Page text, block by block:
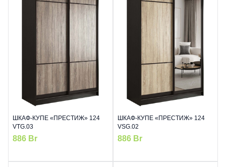
ШКАФ-КУПЕ «ПРЕСТИЖ» 124
VTG.03
886 Br
ШКАФ-КУПЕ «ПРЕСТИЖ» 124
VSG.02
886 Br